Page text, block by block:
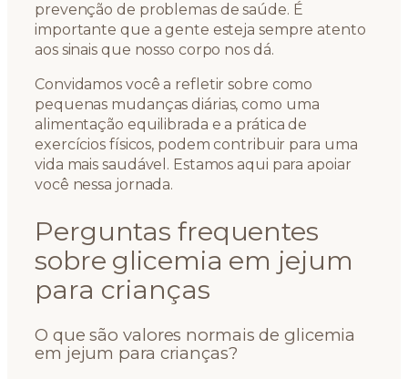
prevenção de problemas de saúde. É
importante que a gente esteja sempre atento
aos sinais que nosso corpo nos dá.
Convidamos você a refletir sobre como
pequenas mudanças diárias, como uma
alimentação equilibrada e a prática de
exercícios físicos, podem contribuir para uma
vida mais saudável. Estamos aqui para apoiar
você nessa jornada.
Perguntas frequentes
sobre glicemia em jejum
para crianças
O que são valores normais de glicemia
em jejum para crianças?